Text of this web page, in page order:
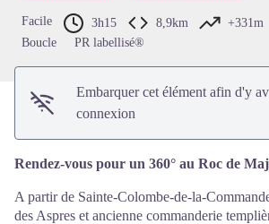
Facile 3h15 8,9km +331m
Boucle
PR labellisé®
Embarquer cet élément afin d'y
connexion
Rendez-vous pour un 360° au Roc de
A partir de Sainte-Colombe-de-la-
des Aspres et ancienne commanderie